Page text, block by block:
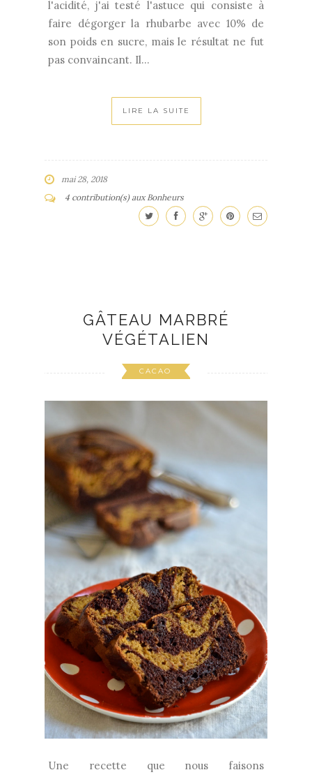
l'acidité, j'ai testé l'astuce qui consiste à
faire dégorger la rhubarbe avec 10% de
son poids en sucre, mais le résultat ne fut
pas convaincant. Il...
LIRE LA SUITE
mai 28, 2018
4 contribution(s) aux Bonheurs
GÂTEAU MARBRÉ
VÉGÉTALIEN
CACAO
Une recette que nous faisons